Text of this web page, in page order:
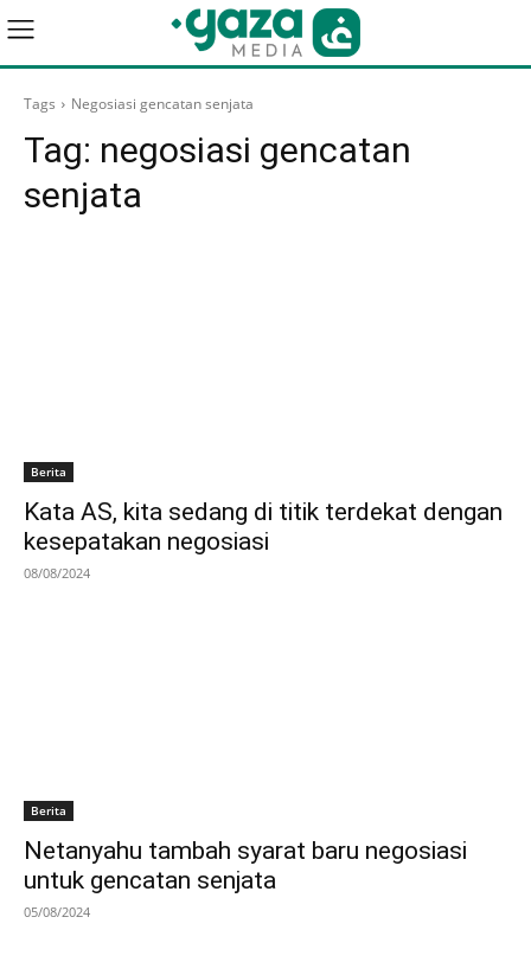
Tags Negosiasi gencatan senjata
Tag: negosiasi gencatan
senjata
Berita
Kata AS, kita sedang di titik terdekat dengan
kesepatakan negosiasi
08/08/2024
Berita
Netanyahu tambah syarat baru negosiasi
untuk gencatan senjata
05/08/2024